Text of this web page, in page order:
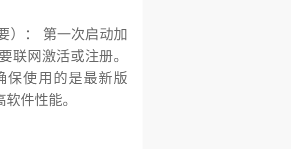
）： 第一次启动加
联网激活或注册。
保使用的是最新版
件性能。